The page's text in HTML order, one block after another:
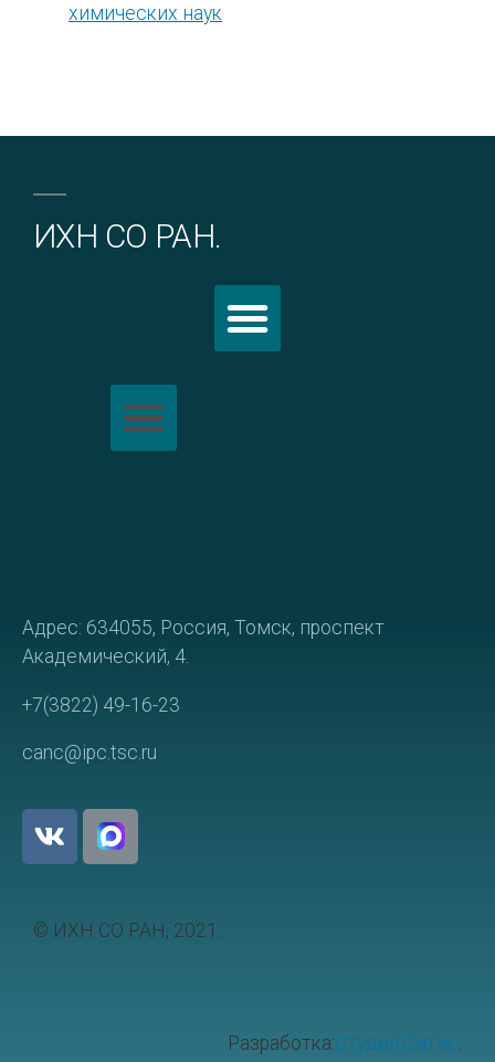
химических наук
ИХН СО РАН.
Адрес: 634055, Россия, Томск, проспект
Академический, 4.
+7(3822) 49-16-23
canc@ipc.tsc.ru
© ИХН СО РАН, 2021.
Разработка:Студия Ситис